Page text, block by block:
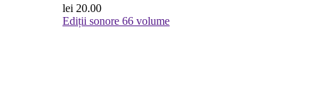
lei 20.00
Ediții sonore 66 volume